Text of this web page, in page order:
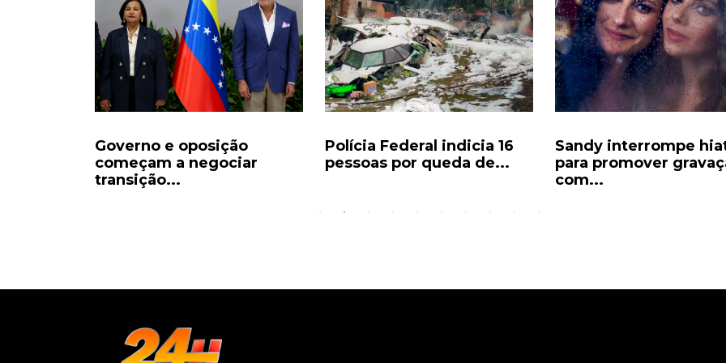
Governo e oposição
começam a negociar
transição...
Polícia Federal indicia 16
pessoas por queda de...
Sandy interrompe
para promover
com...